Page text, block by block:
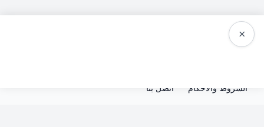
×
الشروط والاحكام اتصل بنا